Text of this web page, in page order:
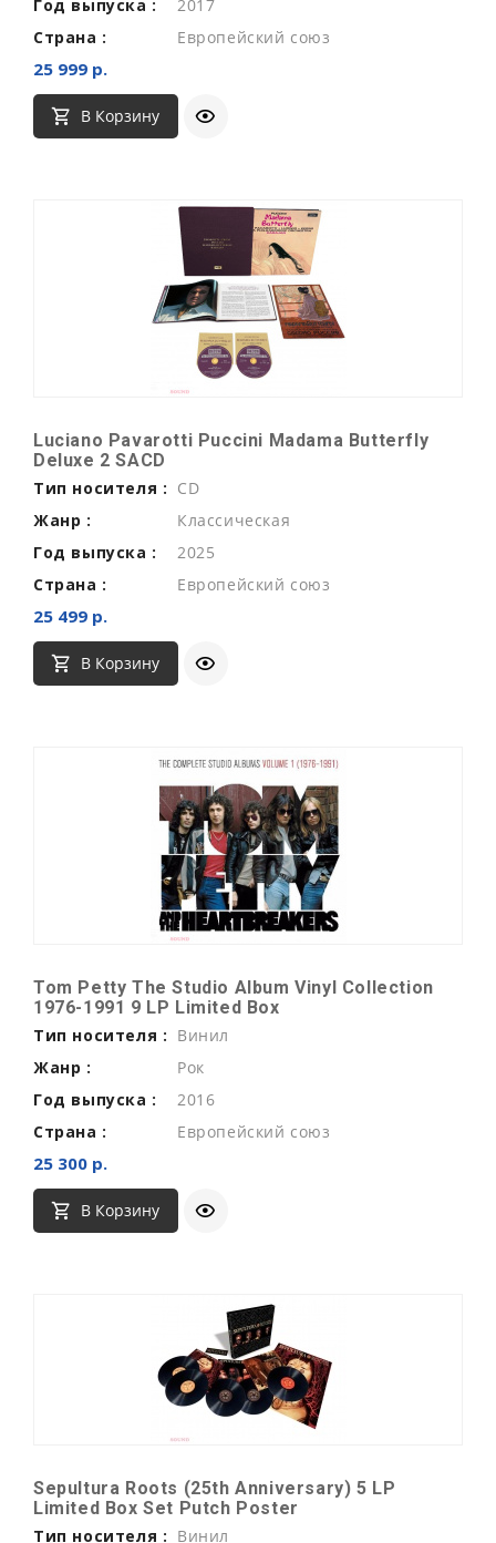
Год выпуска :
2017
Страна :
Европейский союз
25 999 р.
В Корзину
Luciano Pavarotti Puccini Madama Butterfly
Deluxe 2 SACD
Тип носителя : CD
Жанр :
Классическая
Год выпуска :
2025
Страна :
Европейский союз
25 499 р.
В Корзину
Tom Petty The Studio Album Vinyl Collection
1976-1991 9 LP Limited Box
Тип носителя : Винил
Жанр :
Рок
Год выпуска :
2016
Страна :
Европейский союз
25 300 р.
В Корзину
Sepultura Roots (25th Anniversary) 5 LP
Limited Box Set Putch Poster
Тип носителя : Винил